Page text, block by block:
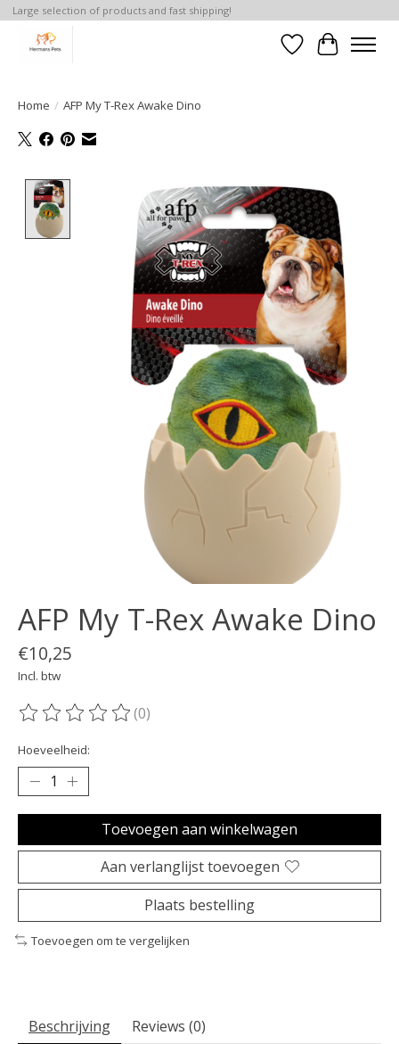
Large selection of products and fast shipping!
Verlanglijst
Home / AFP My T-Rex Awake Dino
Product image slideshow Items
AFP My T-Rex Awake Dino
€10,25
Incl. btw
De beoordeling van dit product is
(0)
Hoeveelheid:
Toevoegen aan winkelwagen
Aan verlanglijst toevoegen
Plaats bestelling
Toevoegen om te vergelijken
Beschrijving Reviews (0)